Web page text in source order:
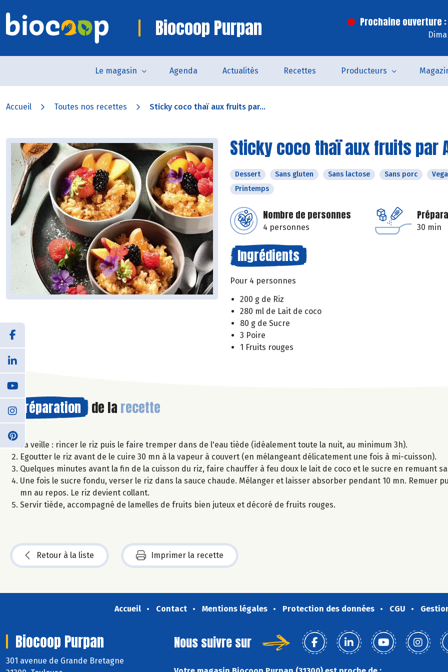
Biocoop Purpan Prochaine ouverture
Le magasin Agenda Actualités Recettes Producteurs
Accueil Toutes nos recettes Sticky coco thaï aux fruits par...
Sticky coco thaï aux fruits par
Dessert Sans gluten Sans lactose Sans porc
Printemps
Nombre de personnes
4 personnes 30 min
Ingrédients
Pour 4 personnes
200 g de Riz
280 ml de Lait de coco
80 g de Sucre
3 Poire
1 Fruits rouges
Préparation de la recette
La veille : rincer le riz puis le faire tremper dans de l'eau tiède (idéalement toute la nuit, au minimum 3h).
Egoutter le riz avant de le cuire 30 mn à la vapeur à couvert (en mélangeant délicatement une fois à mi-cuisson).
Quelques minutes avant la fin de la cuisson du riz, faire chauffer à feu doux le lait de coco et le sucre en remuant
Une fois le sucre fondu, verser le riz dans la sauce chaude. Mélanger et laisser absorber pendant 10 mn. Remuer
mn au repos. Le riz devient collant.
Servir tiède, accompagné de lamelles de fruits bien juteux et décoré de fruits rouges.
Retour à la liste Imprimer la recette
Accueil Contact Mentions légales Protection des données CGU
Biocoop Purpan
301 avenue de Grande Bretagne
Nous suivre sur